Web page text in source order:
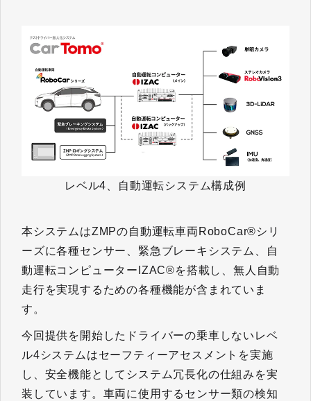
レベル4、自動運転システム構成例
本システムはZMPの自動運転車両RoboCar®シリ
ーズに各種センサー、緊急ブレーキシステム、自
動運転コンピューターIZAC®を搭載し、無人自動
走行を実現するための各種機能が含まれていま
す。
今回提供を開始したドライバーの乗車しないレベ
ル4システムはセーフティーアセスメントを実施
し、安全機能としてシステム冗長化の仕組みを実
装しています。車両に使用するセンサー類の検知